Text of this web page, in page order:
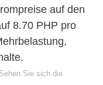
auf den
8.70 PHP pro
Sehen Sie sich die